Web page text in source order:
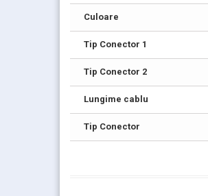
Culoare
Tip Conector 1
Tip Conector 2
Lungime cablu
Tip Conector